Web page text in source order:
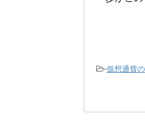
-仮想通貨